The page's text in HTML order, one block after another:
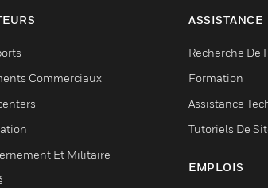
Commerciaux
Et Militaire
ASSISTANCE
Recherche De
Formation
Assistance
Tutoriels De
EMPLOIS